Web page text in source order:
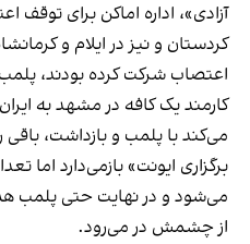
آزادی»، اداره اماکن برای
کردستان و نیز در ایلام و
اعتصاب شرکت کرده بودند،
کارمند یک کافه در مشهد به
می‌کند با پلمب و بازداشت، باقی
برگزاری ایونت» بازمی‌دارد اما
می‌شود و در نهایت حتی پلمب
از چشمش در می‌رود.